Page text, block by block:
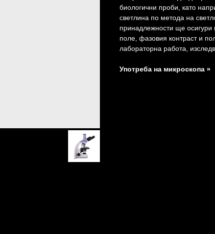
биологични проби, като
светлина по метода на
принадлежности ще осигури
поле, фазовия контраст и
лабораторна работа,
Употреба на микроскопа »